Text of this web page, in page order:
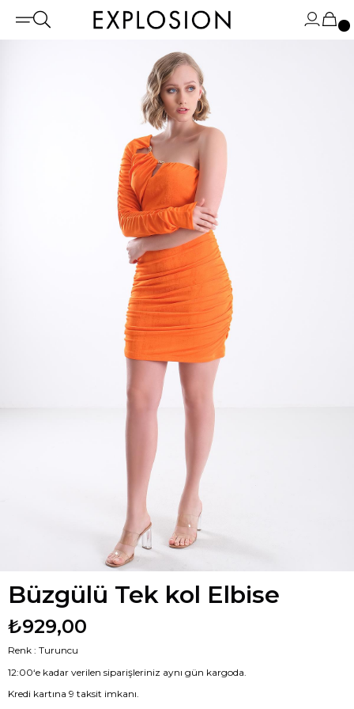
Büzgülü Tek kol Elbise
₺929,00
Renk : Turuncu
12:00‘e kadar verilen siparişleriniz aynı gün kargoda.
Kredi kartına 9 taksit imkanı.